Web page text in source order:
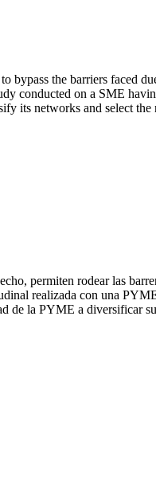
the barriers faced
conducted on a SME
its networks and select
permiten rodear las
realizada con una
de la PYME a diversificar